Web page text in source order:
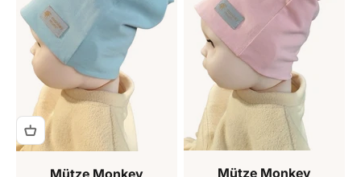
Mütze Monkey